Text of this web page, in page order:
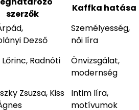
szerzők
Kaffka hatása
Dezső
Személyesség,
női líra
Radnóti
Önvizsgálat,
modernség
Zsuzsa, Kiss
Intim líra,
motívumok